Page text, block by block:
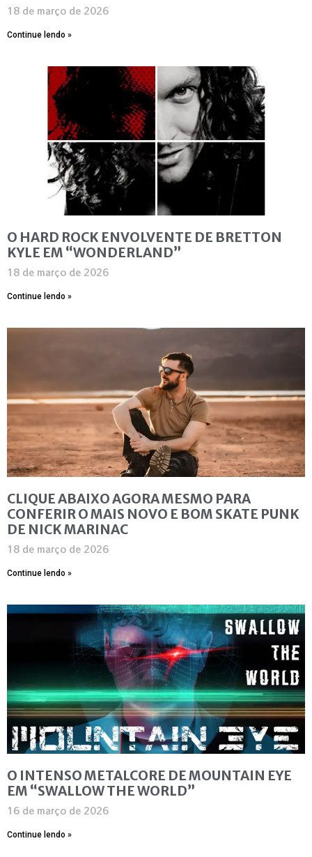
18 de março de 2026
Continue lendo »
O HARD ROCK ENVOLVENTE DE BRETTON
KYLE EM “WONDERLAND”
18 de março de 2026
Continue lendo »
CLIQUE ABAIXO AGORA MESMO PARA
CONFERIR O MAIS NOVO E BOM SKATE PUNK
DE NICK MARINAC
18 de março de 2026
Continue lendo »
O INTENSO METALCORE DE MOUNTAIN EYE
EM “SWALLOW THE WORLD”
16 de março de 2026
Continue lendo »